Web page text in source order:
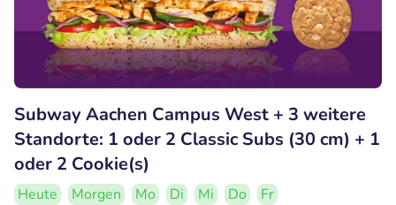
Subway Aachen Campus West + 3 weitere
Standorte: 1 oder 2 Classic Subs (30 cm) + 1
oder 2 Cookie(s)
Heute Morgen Mo Di Mi Do
Fr